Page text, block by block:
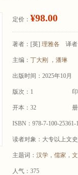
定价： ¥98.00
著者： [英] 理雅各 译者
主编： 丁大刚 ， 潘琳
出版时间：2025年10月
版次：1
开本：32
ISBN：978-7-100-25361-1
读者对象：大专以上文
主题词： 汉学 ， 儒家 ，
人气：375